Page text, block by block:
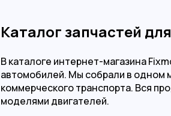
Каталог запчастей
В каталоге интернет-магазина
автомобилей. Мы собрали в одном
коммерческого транспорта. Вся
моделями двигателей.